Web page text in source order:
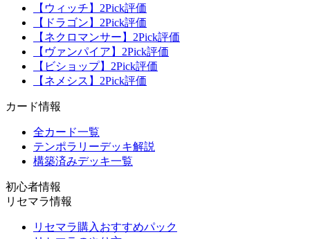
【ウィッチ】2Pick評価
【ドラゴン】2Pick評価
【ネクロマンサー】2Pick評価
【ヴァンパイア】2Pick評価
【ビショップ】2Pick評価
【ネメシス】2Pick評価
カード情報
全カード一覧
テンポラリーデッキ解説
構築済みデッキ一覧
初心者情報
リセマラ情報
リセマラ購入おすすめパック